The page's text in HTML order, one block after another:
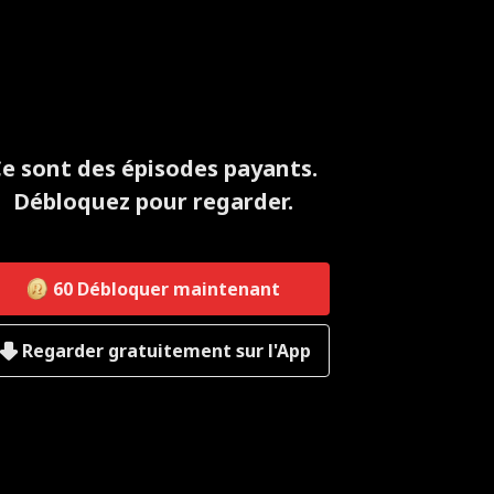
sont des épisodes payants.
Débloquez pour regarder.
60 Débloquer maintenant
Regarder gratuitement sur l'App